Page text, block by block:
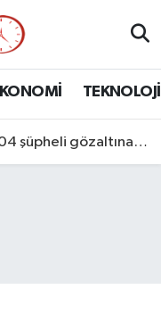
TEKNOLOJİ
gözaltına alındı